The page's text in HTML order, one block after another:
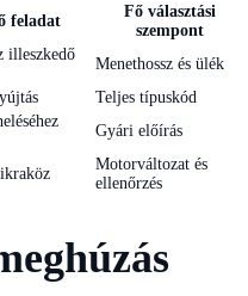
feladat
Fő választási
szempont
illeszkedő
Menethossz és ülék
Teljes típuskód
Gyári előírás
Motorváltozat és
ellenőrzés